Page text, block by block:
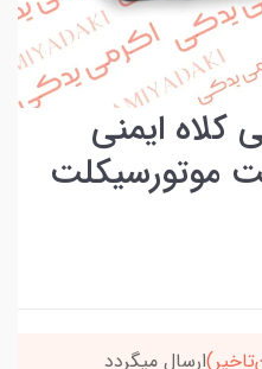
کلاه ایمنی
موتورسیکلت
ارسال میگردد